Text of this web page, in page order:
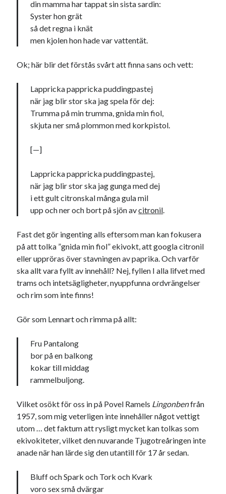
Länkskolan
Lotten som Sommarpratare (i fantasin alltså: grupp på FB)
Vad ska du laga för mat idag? (Recept!)
Meta
Logga in
Flöde för inlägg
Flöde för kommentarer
WordPress.org
Pejpalla!
Swish: 070-8885542
din mamma har tappat sin sista sardin:
Syster hon grät
så det regna i knät
men kjolen hon hade var vattentät.
Ok; här blir det förstås svårt att finna sans och vett:
Lappricka pappricka puddingpastej
när jag blir stor ska jag spela för dej:
Trumma på min trumma, gnida min fiol,
skjuta ner små plommon med korkpistol.
[—]
Lappricka pappricka puddingpastej,
när jag blir stor ska jag gunga med dej
i ett gult citronskal många gula mil
upp och ner och bort på sjön avcitronil
Fast det gör ingenting alls eftersom man kan fokusera
på att tolka ”gnida min fiol” ekivokt, att googla citronil
eller uppröras över stavningen av paprika. Och varför
ska allt vara fyllt av innehåll? Nej, fyllen I alla lifvet med
trams och intetsägligheter, nyuppfunna ordvrängelser
och rim som inte finns!
Gör som Lennart och rimma på allt:
Fru Pantalong
bor på en balkong
kokar till middag
rammelbuljong.
Vilket osökt för oss in på Povel Ramels Lingonbenfrån
1957, som mig veterligen inte innehåller något vettigt
utom … det faktum att rysligt mycket kan tolkas som
ekivokiteter, vilket den nuvarande Tjugotreåringen inte
anade när han lärde sig den utantill för 17 år sedan.
Bluff och Spark och Tork och Kvark
voro sex små dvärgar